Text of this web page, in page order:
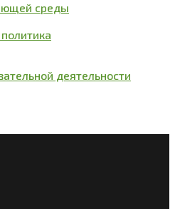
среды
деятельности